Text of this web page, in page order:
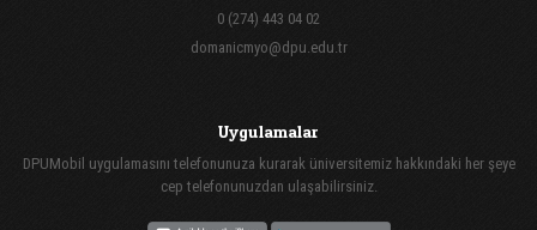
0 (274) 443 04 02
domanicmyo@dpu.edu.tr
Uygulamalar
DPUMobil uygulamasını telefonunuza kurarak üniversitemiz hakkındaki her şeye
cep telefonunuzdan ulaşabilirsiniz.